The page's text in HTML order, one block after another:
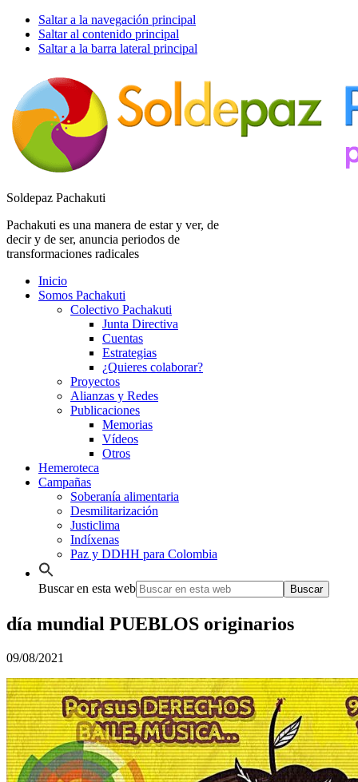
Saltar a la navegación principal
Saltar al contenido principal
Saltar a la barra lateral principal
Soldepaz Pachakuti
Pachakuti es una manera de estar y ver, de
decir y de ser, anuncia periodos de
transformaciones radicales
Inicio
Somos Pachakuti
Colectivo Pachakuti
Junta Directiva
Cuentas
Estrategias
¿Quieres colaborar?
Proyectos
Alianzas y Redes
Publicaciones
Memorias
Vídeos
Otros
Hemeroteca
Campañas
Soberanía alimentaria
Desmilitarización
Justiclima
Indíxenas
Paz y DDHH para Colombia
Buscar en esta web
día mundial PUEBLOS originarios
09/08/2021